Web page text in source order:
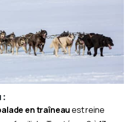
:
en traîneauest reine